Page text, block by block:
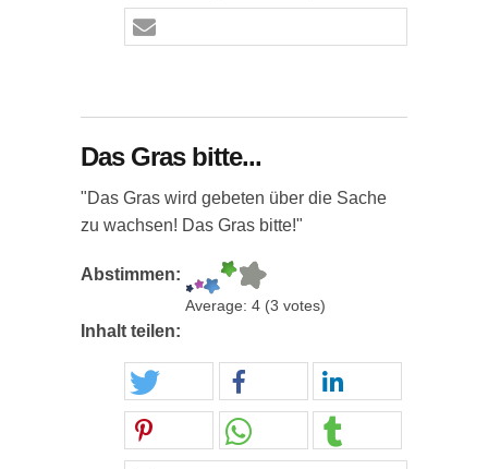
Das Gras bitte...
"Das Gras wird gebeten über die Sache
zu wachsen! Das Gras bitte!"
Abstimmen:
Average: 4 (3 votes)
Inhalt teilen: